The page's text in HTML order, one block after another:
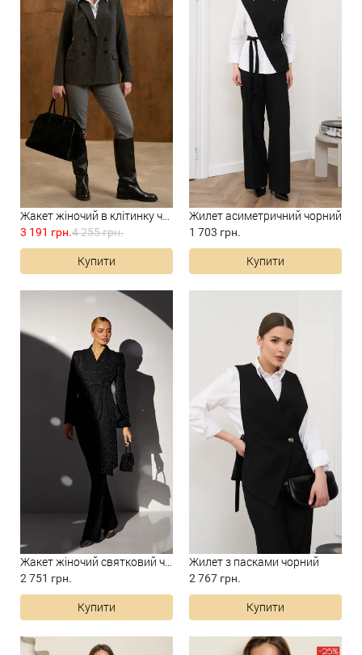
Жакет жіночий в клітинку чор...
3 191 грн.4 255 грн.
Купити
Жилет асиметричний чорний
1 703 грн.
Купити
Жакет жіночий святковий чорн...
2 751 грн.
Купити
Жилет з пасками чорний
2 767 грн.
Купити